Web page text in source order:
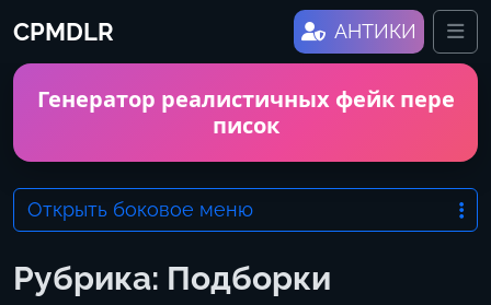
CPMDLR АНТИКИ
Генератор реалистичных фейк пере
писок
Рубрика: Подборки
Открыть боковое меню